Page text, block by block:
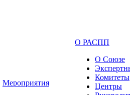
Мероприятия
О РАСПП
О Союзе
Комитеты
Центры